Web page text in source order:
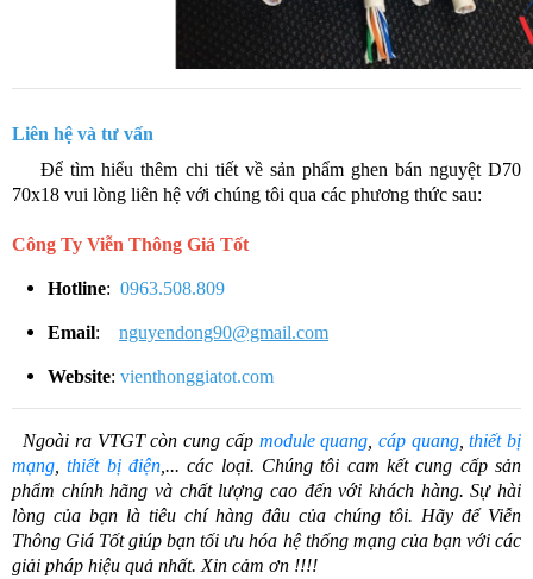
Liên hệ và tư vấn
​​ Để tìm hiểu thêm chi tiết về sản phẩm ghen bán nguyệt D70
70x18 vui lòng liên hệ với chúng tôi qua các phương thức sau:
Công Ty Viễn Thông Giá Tốt
Hotline: 0963.508.809
Email: nguyendong90@gmail.com
Website: vienthonggiatot.com
Ngoài ra VTGT còn cung cấp module quang cáp quang,thiết bị
mạng ,thiết bị điện ,... các loại. Chúng tôi cam kết cung cấp sản
phẩm chính hãng và chất lượng cao đến với khách hàng. Sự hài
lòng của bạn là tiêu chí hàng đâu của chúng tôi. Hãy để Viễn
Thông Giá Tốt giúp bạn tối ưu hóa hệ thống mạng của bạn với các
giải pháp hiệu quả nhất. Xin cảm ơn !!!!